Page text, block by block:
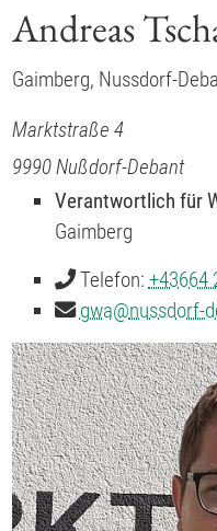
Andreas
Gaimberg, Nussdorf-
Marktstraße 4
9990Nußdorf-Debant
Verantwortlich für
Gaimberg
Telefon: +43664
gwa@nussdorf-